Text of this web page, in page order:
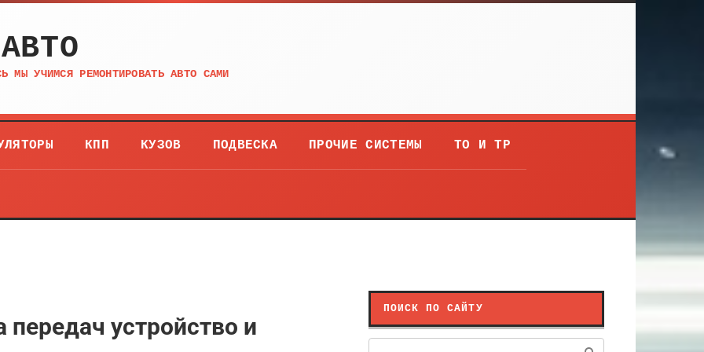
МЫ УЧИМСЯ РЕМОНТИРОВАТЬ АВТО САМИ
КПП КУЗОВ ПОДВЕСКА ПРОЧИЕ СИСТЕМЫ ТО И ТР
устройство и
ПОИСК ПО САЙТУ